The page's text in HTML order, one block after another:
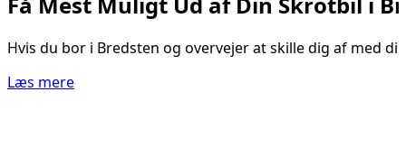
Hvis du bor i Bredsten og overvejer at skille dig af med
Læs mere